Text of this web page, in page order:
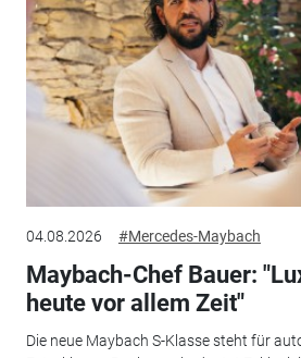
04.08.2026 #Mercedes-Maybach
Maybach-Chef Bauer:
heute vor allem Zeit"
Die neue Maybach S-Klasse steht für